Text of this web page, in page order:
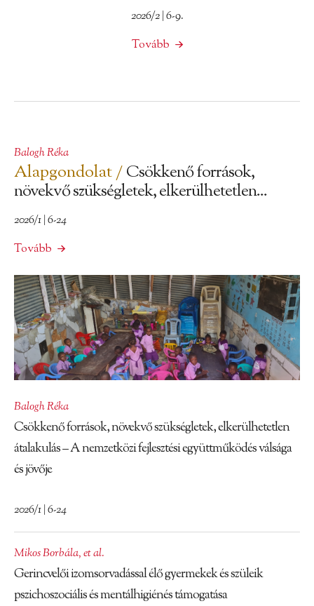
2026/2 | 6-9.
Tovább
Balogh Réka
Alapgondolat /Csökkenő források,
növekvő szükségletek, elkerülhetetlen...
2026/1 | 6-24
Tovább
Balogh Réka
Csökkenő források, növekvő szükségletek, elkerülhetetlen
átalakulás – A nemzetközi fejlesztési együttműködés válsága
és jövője
2026/1 | 6-24
Mikos Borbála,et al.
Gerincvelői izomsorvadással élő gyermekek és szüleik
pszichoszociális és mentálhigiénés támogatása